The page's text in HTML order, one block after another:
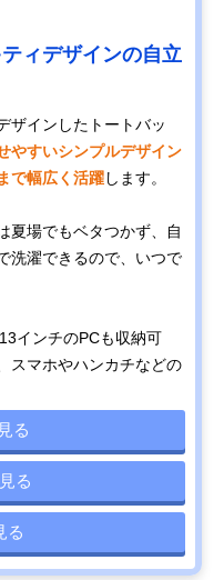
ィデザインの自立
ザインしたトートバッ
やすいシンプルデザイン
で幅広く活躍します。
夏場でもベタつかず、自
洗濯できるので、いつで
インチのPCも収納可
スマホやハンカチなどの
る
る
る